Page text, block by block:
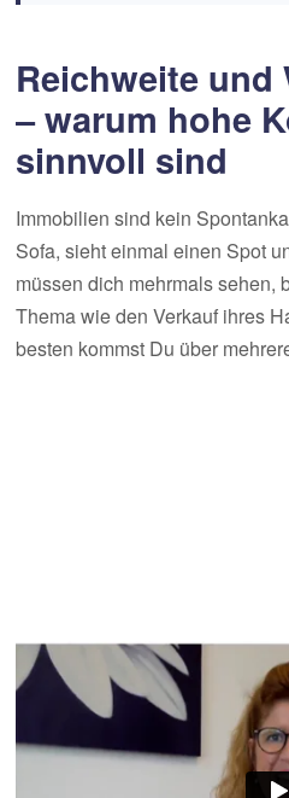
Reichweite und
– warum hohe
sinnvoll sind
Immobilien sind kein
Sofa, sieht einmal einen Spot
müssen dich mehrmals sehen,
Thema wie den Verkauf ihres
besten kommst Du über